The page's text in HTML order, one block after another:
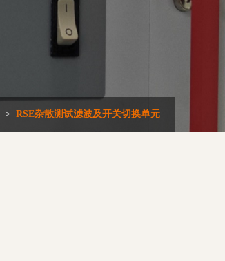
> RSE杂散测试滤波及开关切换单元